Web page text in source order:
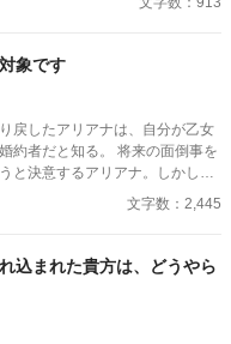
った小さな恋の物語。
象です
戻したアリアナは、自分が乙女
約者だと知る。 将来の面倒事を
と決意するアリアナ。しかし、
ぜか行く先々でレイナルトと遭
のに近づいてくる婚約者。そん
文字数：2,445
込まれた貴方は、どうやら